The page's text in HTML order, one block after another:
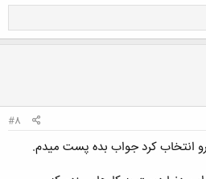
#8